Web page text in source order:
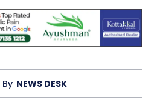
By NEWS DESK